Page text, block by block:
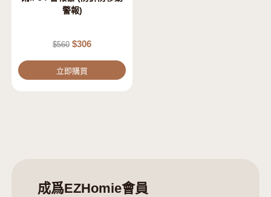
警報)
$560 $306
立即購買
成爲EZHomie會員